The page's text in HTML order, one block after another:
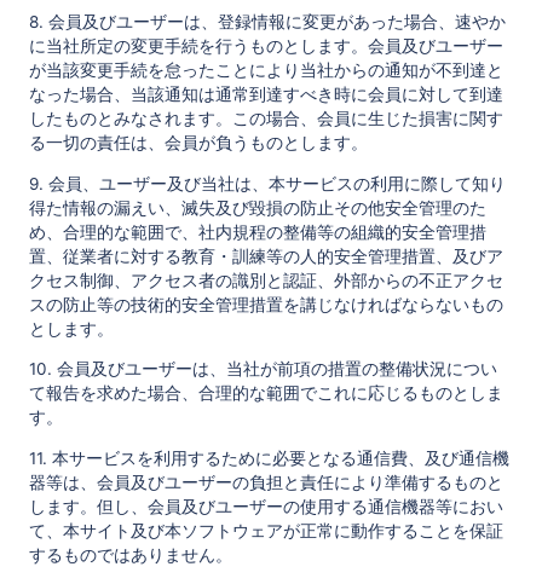
8. 会員及びユーザーは、登録情報に変更があった場合、速やか
に当社所定の変更手続を行うものとします。会員及びユーザー
が当該変更手続を怠ったことにより当社からの通知が不到達と
なった場合、当該通知は通常到達すべき時に会員に対して到達
したものとみなされます。この場合、会員に生じた損害に関す
る一切の責任は、会員が負うものとします。
9. 会員、ユーザー及び当社は、本サービスの利用に際して知り
得た情報の漏えい、滅失及び毀損の防止その他安全管理のた
め、合理的な範囲で、社内規程の整備等の組織的安全管理措
置、従業者に対する教育・訓練等の人的安全管理措置、及びア
クセス制御、アクセス者の識別と認証、外部からの不正アクセ
スの防止等の技術的安全管理措置を講じなければならないもの
とします。
10. 会員及びユーザーは、当社が前項の措置の整備状況につい
て報告を求めた場合、合理的な範囲でこれに応じるものとしま
す。
11. 本サービスを利用するために必要となる通信費、及び通信機
器等は、会員及びユーザーの負担と責任により準備するものと
します。但し、会員及びユーザーの使用する通信機器等におい
て、本サイト及び本ソフトウェアが正常に動作することを保証
するものではありません。